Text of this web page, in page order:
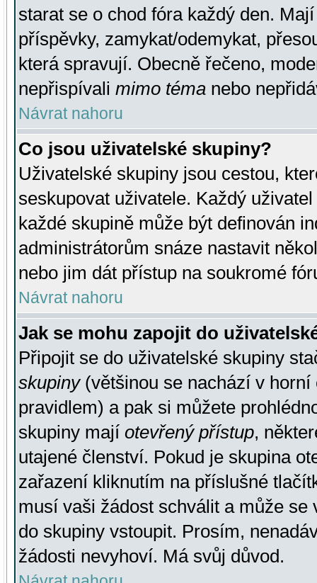
starat se o chod fóra každý den.
příspěvky, zamykat/odemykat,
která spravují. Obecně řečeno,
nepřispívali mimo téma nebo
Návrat nahoru
Co jsou uživatelské skupiny?
Uživatelské skupiny jsou cestou,
seskupovat uživatele. Každý
každé skupině může být definován
administrátorům snáze nastavit
nebo jim dát přístup na soukromé
Návrat nahoru
Jak se mohu zapojit do
Připojit se do uživatelské skupiny
skupiny(většinou se nachází v horní
pravidlem) a pak si můžete
skupiny mají otevřený přístup,
utajené členství. Pokud je skupina
zařazení kliknutím na příslušné
musí vaši žádost schválit a může se
do skupiny vstoupit. Prosím,
žádosti nevyhoví. Má svůj důvod.